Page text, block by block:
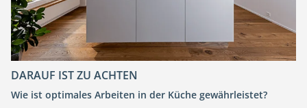
DARAUF IST ZU ACHTEN
Wie ist optimales Arbeiten in der Küche gewährleistet?